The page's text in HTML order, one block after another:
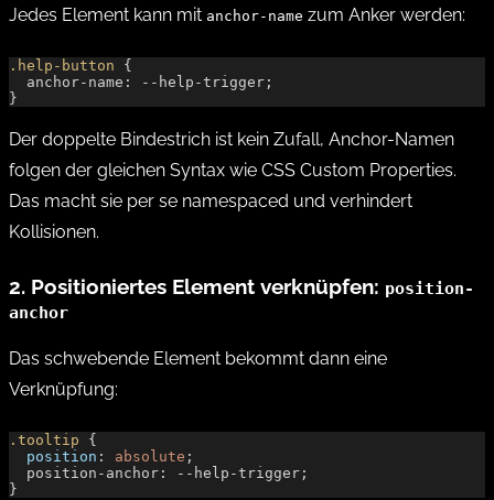
Jedes Element kann mit anchor-name zum Anker werden:
.help-button {
  anchor-name: --help-trigger;
}
Der doppelte Bindestrich ist kein Zufall, Anchor-Namen
folgen der gleichen Syntax wie CSS Custom Properties.
Das macht sie per se namespaced und verhindert
Kollisionen.
2. Positioniertes Element verknüpfen: position-
anchor
Das schwebende Element bekommt dann eine
Verknüpfung:
.tooltip {
  position
: absolute ;
  position-anchor: --help-trigger;
}